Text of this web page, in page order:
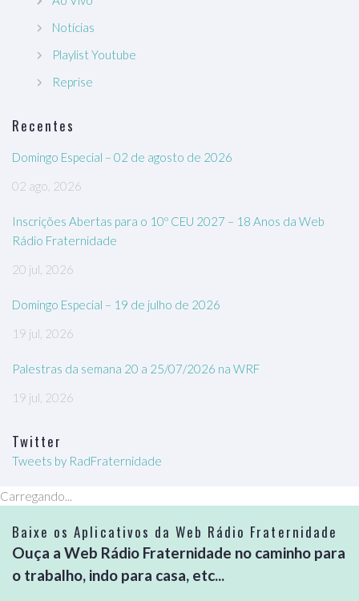
Notícias
Playlist Youtube
Reprise
Recentes
Domingo Especial – 02 de agosto de 2026
02 ago, 2026
Inscrições Abertas para o 10º CEU 2027 – 18 Anos da Web
Rádio Fraternidade
20 jul, 2026
Domingo Especial – 19 de julho de 2026
19 jul, 2026
Palestras da semana 20 a 25/07/2026 na WRF
19 jul, 2026
Twitter
Tweets by RadFraternidade
Carregando...
Baixe os Aplicativos da Web Rádio Fraternidade
Ouça a Web Rádio Fraternidade no caminho para
o trabalho, indo para casa, etc...